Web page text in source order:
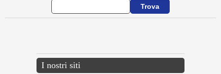
I nostri siti